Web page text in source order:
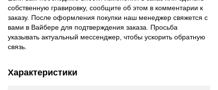
собственную гравировку, сообщите об этом в комментарии к
заказу. После оформления покупки наш менеджер свяжется с
вами в Вайбере для подтверждения заказа. Просьба
указывать актуальный мессенджер, чтобы ускорить обратную
связь.
Характеристики